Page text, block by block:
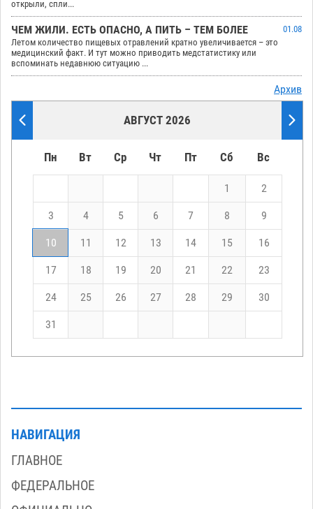
открыли, спли...
ЧЕМ ЖИЛИ. ЕСТЬ ОПАСНО, А ПИТЬ – ТЕМ БОЛЕЕ
01.08
Летом количество пищевых отравлений кратно увеличивается – это
медицинский факт. И тут можно приводить медстатистику или
вспоминать недавнюю ситуацию ...
Архив
АВГУСТ 2026
Пн Вт Ср Чт Пт Сб Вс
1 2
3 4 5 6 7 8 9
10 11 12 13 14 15 16
17 18 19 20 21 22 23
24 25 26 27 28 29 30
31
НАВИГАЦИЯ
ГЛАВНОЕ
ФЕДЕРАЛЬНОЕ